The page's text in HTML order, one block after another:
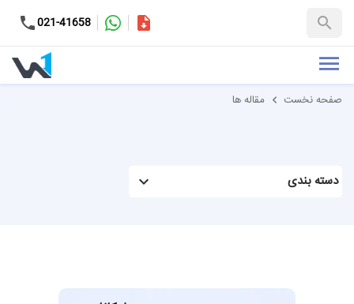
021-41658
+98-9937653151
کاتالوگ
صفحه نخست مقاله ها
دسته بندی